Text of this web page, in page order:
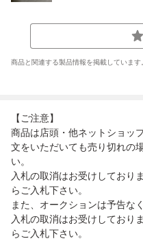
商品と関連する製品情報を掲載しています
【ご注意】
商品は店頭・他ネットショッ
文をいただいても売り切れの
い。
入札の取消はお受けしており
らご入札下さい。
また、オークションは予告な
入札の取消はお受けしており
らご入札下さい。